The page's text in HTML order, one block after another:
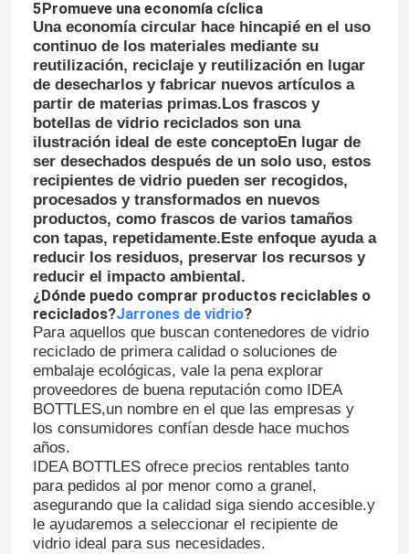
Solicitar una cotización
Botellas de vidrio
tarros de cristal
Tazas de vidrio
Capa de botella del frasco
Artículos de vidrio para el hogar
5Promueve una economía cíclica
Una economía circular hace hincapié en el uso
continuo de los materiales mediante su
reutilización, reciclaje y reutilización en lugar
de desecharlos y fabricar nuevos artículos a
partir de materias primas.Los frascos y
botellas de vidrio reciclados son una
ilustración ideal de este conceptoEn lugar de
ser desechados después de un solo uso, estos
recipientes de vidrio pueden ser recogidos,
procesados y transformados en nuevos
productos, como frascos de varios tamaños
con tapas, repetidamente.Este enfoque ayuda a
reducir los residuos, preservar los recursos y
reducir el impacto ambiental.
¿Dónde puedo comprar productos reciclables o
reciclados?Jarrones de vidrio?
Para aquellos que buscan contenedores de vidrio
reciclado de primera calidad o soluciones de
embalaje ecológicas, vale la pena explorar
proveedores de buena reputación como IDEA
BOTTLES,un nombre en el que las empresas y
los consumidores confían desde hace muchos
años.
IDEA BOTTLES ofrece precios rentables tanto
para pedidos al por menor como a granel,
asegurando que la calidad siga siendo accesible.y
le ayudaremos a seleccionar el recipiente de
vidrio ideal para sus necesidades.